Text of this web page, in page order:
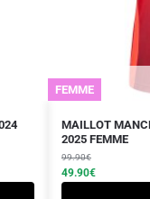
FEMME
MAILLOT
2025 FEMME
99.90€
Le
prix
initial
était :
49.90€
Le
prix
actuel
est :
Ce
produit
a
plusieurs